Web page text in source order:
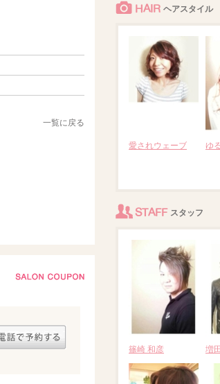
一覧に戻る
HAIR ヘアスタイル
愛されウェーブ ゆ
STAFF スタッフ
篠崎 和彦 増